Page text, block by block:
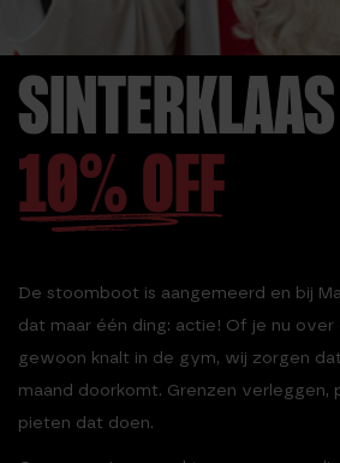
SINTERKLAAS
10% OFF
De stoomboot is aangemeerd en bij
dat maar één ding: actie! Of je nu
gewoon knalt in de gym, wij zorgen
maand doorkomt. Grenzen verleggen,
pieten dat doen.